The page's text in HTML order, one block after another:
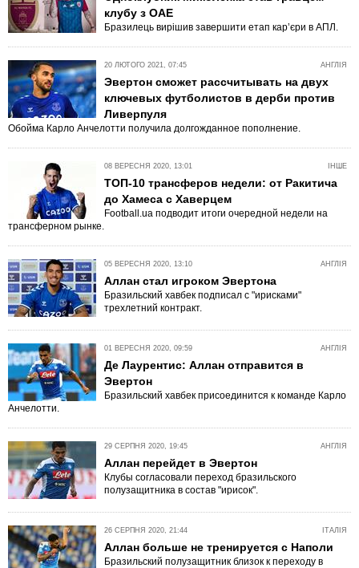
клубу з ОАЕ
Бразилець вирішив завершити етап кар’єри в АПЛ.
АНГЛІЯ
20 ЛЮТОГО 2021, 07:45
Эвертон сможет рассчитывать на двух
ключевых футболистов в дерби против
Ливерпуля
Обойма Карло Анчелотти получила долгожданное пополнение.
ІНШЕ
08 ВЕРЕСНЯ 2020, 13:01
ТОП-10 трансферов недели: от Ракитича
до Хамеса с Хаверцем
Football.ua подводит итоги очередной недели на
трансферном рынке.
АНГЛІЯ
05 ВЕРЕСНЯ 2020, 13:10
Аллан стал игроком Эвертона
Бразильский хавбек подписал с "ирисками"
трехлетний контракт.
АНГЛІЯ
01 ВЕРЕСНЯ 2020, 09:59
Де Лаурентис: Аллан отправится в
Эвертон
Бразильский хавбек присоединится к команде Карло
Анчелотти.
АНГЛІЯ
29 СЕРПНЯ 2020, 19:45
Аллан перейдет в Эвертон
Клубы согласовали переход бразильского
полузащитника в состав "ирисок".
ІТАЛІЯ
26 СЕРПНЯ 2020, 21:44
Аллан больше не тренируется с Наполи
Бразильский полузащитник близок к переходу в